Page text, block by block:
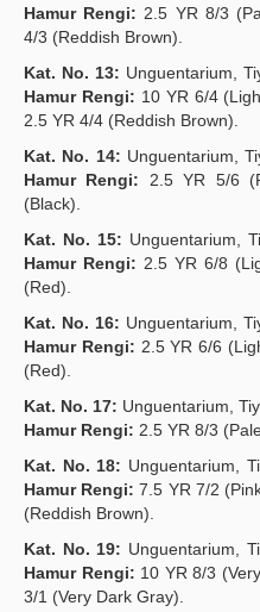
Hamur Rengi: 2.5 YR 8/3
4/3 (Reddish Brown).
Kat. No. 13: Unguentarium,
Hamur Rengi: 10 YR 6/4
2.5 YR 4/4 (Reddish Brown).
Kat. No. 14: Unguentarium,
Hamur Rengi: 2.5 YR 5/6
(Black).
Kat. No. 15: Unguentarium,
Hamur Rengi: 2.5 YR 6/8
(Red).
Kat. No. 16: Unguentarium,
Hamur Rengi: 2.5 YR 6/6
(Red).
Kat. No. 17: Unguentarium,
Hamur Rengi: 2.5 YR 8/3
Kat. No. 18: Unguentarium,
Hamur Rengi: 7.5 YR 7/2
(Reddish Brown).
Kat. No. 19: Unguentarium,
Hamur Rengi: 10 YR 8/3
3/1 (Very Dark Gray).